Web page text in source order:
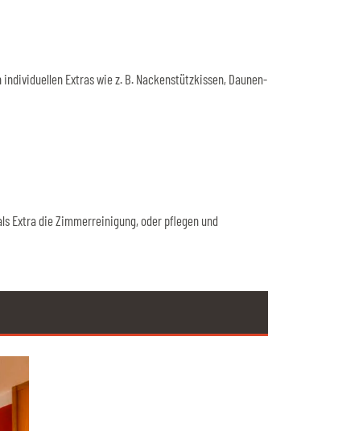
Extras wie z. B. Nackenstützkissen, Daunen-
Extra die Zimmerreinigung, oder pflegen und